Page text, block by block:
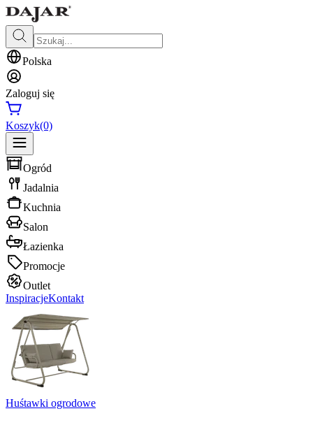
Polska
Zaloguj się
Koszyk(0)
Ogród
Jadalnia
Kuchnia
Salon
Łazienka
Promocje
Outlet
InspiracjeKontakt
Huśtawki ogrodowe